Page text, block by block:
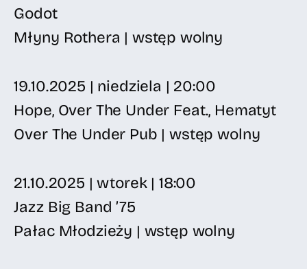
Godot
Młyny Rothera | wstęp wolny
19.10.2025 | niedziela | 20:00
Hope, Over The Under Feat., Hematyt
Over The Under Pub | wstęp wolny
21.10.2025 | wtorek | 18:00
Jazz Big Band ’75
Pałac Młodzieży | wstęp wolny